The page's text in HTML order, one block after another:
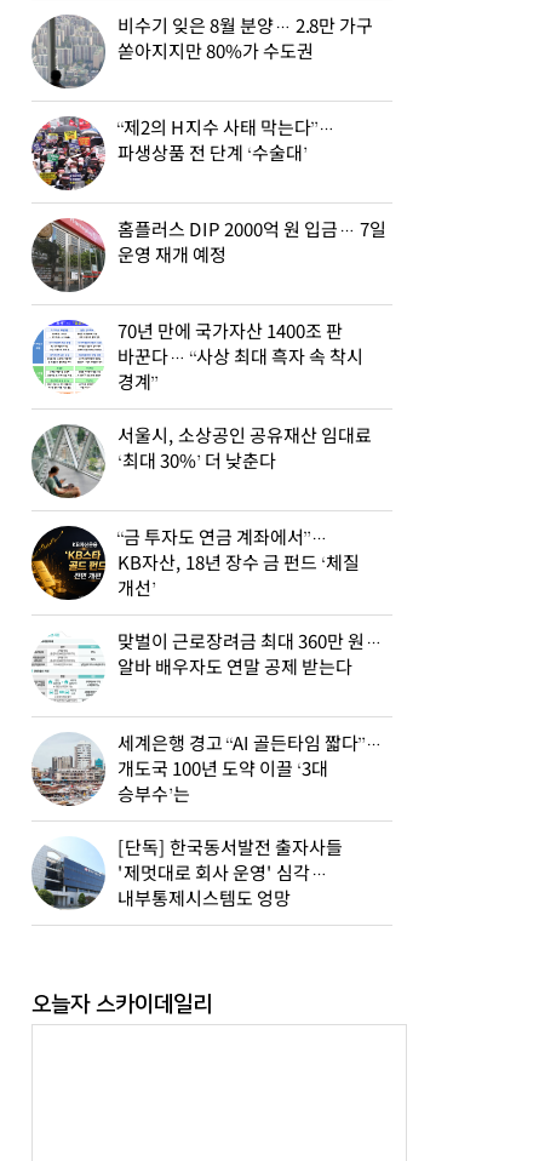
비수기 잊은 8월 분양… 2.8만 가구
쏟아지지만 80%가 수도권
“제2의 H지수 사태 막는다”…
파생상품 전 단계 ‘수술대’
홈플러스 DIP 2000억 원 입금… 7일
운영 재개 예정
70년 만에 국가자산 1400조 판
바꾼다… “사상 최대 흑자 속 착시
경계”
서울시, 소상공인 공유재산 임대료
‘최대 30%’ 더 낮춘다
“금 투자도 연금 계좌에서”…
KB자산, 18년 장수 금 펀드 ‘체질
개선’
맞벌이 근로장려금 최대 360만 원…
알바 배우자도 연말 공제 받는다
세계은행 경고 “AI 골든타임 짧다”…
개도국 100년 도약 이끌 ‘3대
승부수’는
[단독] 한국동서발전 출자사들
'제멋대로 회사 운영' 심각…
내부통제시스템도 엉망
오늘자 스카이데일리